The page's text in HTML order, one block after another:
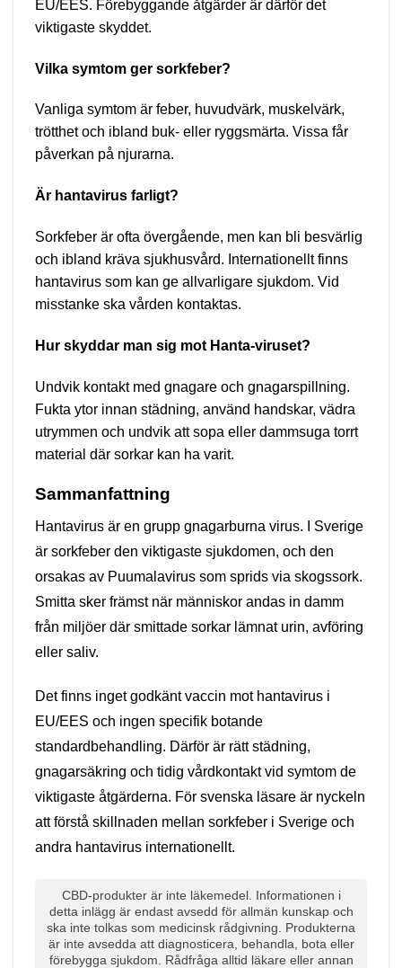
EU/EES. Förebyggande åtgärder är därför det
viktigaste skyddet.
Vilka symtom ger sorkfeber?
Vanliga symtom är feber, huvudvärk, muskelvärk,
trötthet och ibland buk- eller ryggsmärta. Vissa får
påverkan på njurarna.
Är hantavirus farligt?
Sorkfeber är ofta övergående, men kan bli besvärlig
och ibland kräva sjukhusvård. Internationellt finns
hantavirus som kan ge allvarligare sjukdom. Vid
misstanke ska vården kontaktas.
Hur skyddar man sig mot Hanta-viruset?
Undvik kontakt med gnagare och gnagarspillning.
Fukta ytor innan städning, använd handskar, vädra
utrymmen och undvik att sopa eller dammsuga torrt
material där sorkar kan ha varit.
Sammanfattning
Hantavirus är en grupp gnagarburna virus. I Sverige
är sorkfeber den viktigaste sjukdomen, och den
orsakas av Puumalavirus som sprids via skogssork.
Smitta sker främst när människor andas in damm
från miljöer där smittade sorkar lämnat urin, avföring
eller saliv.
Det finns inget godkänt vaccin mot hantavirus i
EU/EES och ingen specifik botande
standardbehandling. Därför är rätt städning,
gnagarsäkring och tidig vårdkontakt vid symtom de
viktigaste åtgärderna. För svenska läsare är nyckeln
att förstå skillnaden mellan sorkfeber i Sverige och
andra hantavirus internationellt.
CBD-produkter är inte läkemedel. Informationen i
detta inlägg är endast avsedd för allmän kunskap och
ska inte tolkas som medicinsk rådgivning. Produkterna
är inte avsedda att diagnosticera, behandla, bota eller
förebygga sjukdom. Rådfråga alltid läkare eller annan